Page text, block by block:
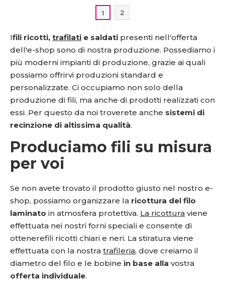
1 2
Ifili ricotti, trafilati e saldati presenti nell'offerta
dell'e-shop sono di nostra produzione. Possediamo i
più moderni impianti di produzione, grazie ai quali
possiamo offrirvi produzioni standard e
personalizzate. Ci occupiamo non solo della
produzione di fili, ma anche di prodotti realizzati con
essi. Per questo da noi troverete anche sistemi di
recinzione di altissima qualità.
Produciamo fili su misura
per voi
Se non avete trovato il prodotto giusto nel nostro e-
shop, possiamo organizzare la ricottura del filo
laminato in atmosfera protettiva. La ricottura viene
effettuata nei nostri forni speciali e consente di
ottenerefili ricotti chiari e neri. La stiratura viene
effettuata con la nostra trafileria, dove creiamo il
diametro del filo e le bobine in base alla vostra
offerta individuale.